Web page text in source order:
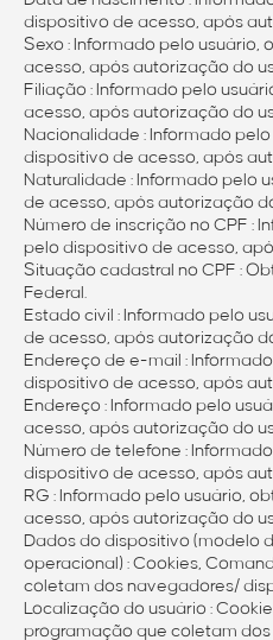
dispositivo de acesso, após
Sexo : Informado pelo usuário,
acesso, após autorização do
Filiação : Informado pelo
acesso, após autorização do
Nacionalidade : Informado
dispositivo de acesso, após
Naturalidade : Informado pelo
de acesso, após autorização
Número de inscrição no CPF :
pelo dispositivo de acesso,
Situação cadastral no CPF :
Federal.
Estado civil : Informado pelo
de acesso, após autorização
Endereço de e-mail :
dispositivo de acesso, após
Endereço : Informado pelo
acesso, após autorização do
Número de telefone :
dispositivo de acesso, após
RG : Informado pelo usuário,
acesso, após autorização do
Dados do dispositivo (modelo
operacional) : Cookies,
coletam dos navegadores/
Localização do usuário :
programação que coletam